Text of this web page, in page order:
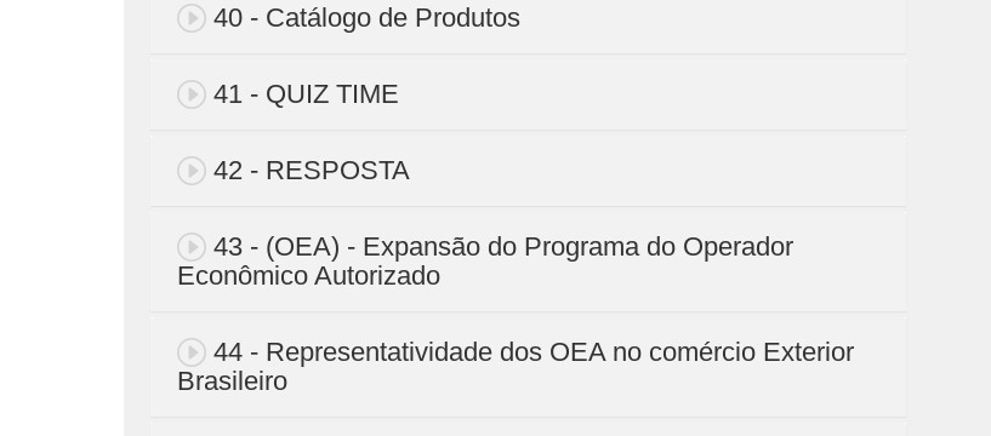
40 - Catálogo de Produtos
41 - QUIZ TIME
42 - RESPOSTA
43 - (OEA) - Expansão do Programa do Operador
Econômico Autorizado
44 - Representatividade dos OEA no comércio Exterior
Brasileiro